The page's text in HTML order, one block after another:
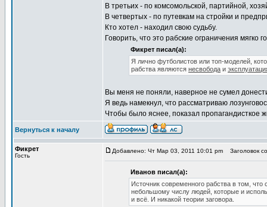
В третьих - по комсомольской, партийной,
В четвертых - по путевкам на стройки и
Кто хотел - находил свою судьбу.
Говорить, что это рабские ограничения мягко
Фикрет писал(а):
Я лично футболистов или топ-моделей,
рабства являются несвобода и
Вы меня не поняли, наверное не сумел
Я ведь намекнул, что рассматриваю
Чтобы было яснее, показал пропагандисткое
Вернуться к началу
Фикрет
Гость
Добавлено: Чт Мар 03, 2011 10:01 pm Заголовок
Иванов писал(а):
Источник современного рабства в том,
небольшому числу людей, которые и
и всё. И никакой теории заговора.